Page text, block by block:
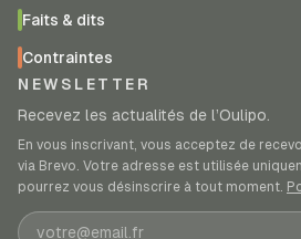
Faits & dits
Contraintes
NEWSLETTER
Recevez les actualités de l’Oulipo.
En vous inscrivant, vous acceptez de
via Brevo. Votre adresse est utilisée
pourrez vous désinscrire à tout moment.
Adresse e-mail